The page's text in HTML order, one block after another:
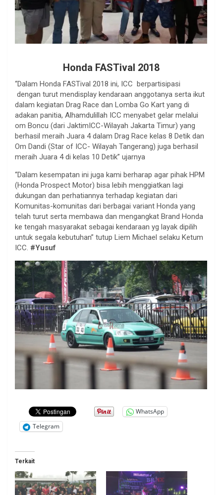
Honda FASTival 2018
“Dalam Honda FASTival 2018 ini, ICC berpartisipasi
dengan turut mendisplay kendaraan anggotanya serta ikut
dalam kegiatan Drag Race dan Lomba Go Kart yang di
adakan panitia, Alhamdulillah ICC menyabet gelar melalui
om Boncu (dari JaktimICC-Wilayah Jakarta Timur) yang
berhasil meraih Juara 4 dalam Drag Race kelas 8 Detik dan
Om Dandi (Star of ICC- Wilayah Tangerang) juga berhasil
meraih Juara 4 di kelas 10 Detik” ujarnya
“Dalam kesempatan ini juga kami berharap agar pihak HPM
(Honda Prospect Motor) bisa lebih menggiatkan lagi
dukungan dan perhatiannya terhadap kegiatan dari
Komunitas-komunitas dari berbagai variant Honda yang
telah turut serta membawa dan mengangkat Brand Honda
ke tengah masyarakat sebagai kendaraan yg layak dipilih
untuk segala kebutuhan” tutup Liem Michael selaku Ketum
ICC. #Yusuf
WhatsApp
Telegram
Terkait